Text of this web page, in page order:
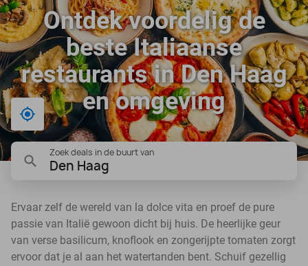
Ontdek voordelig de
beste Italiaanse
restaurants in Den Haag
en omgeving
Bij mij in de buurt
Zoek deals in de buurt van
Den Haag
Ervaar zelf de wereld van la dolce vita en proef de pure
passie van Italië gewoon dicht bij huis. De heerlijke geur
van verse basilicum, knoflook en zongerijpte tomaten zorgt
ervoor dat je al aan het watertanden bent. Schuif gezellig